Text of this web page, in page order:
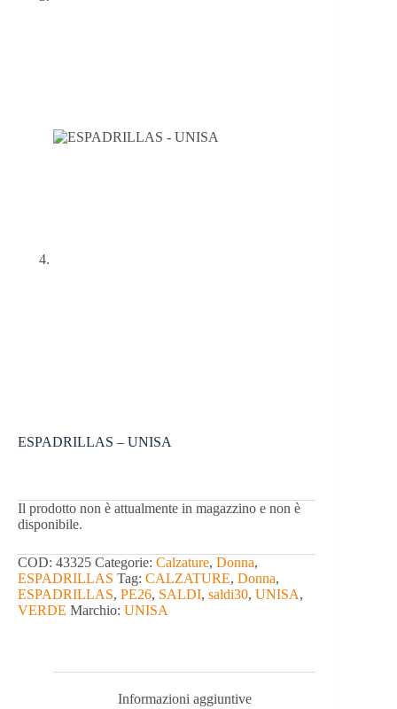
ESPADRILLAS – UNISA
Il prodotto non è attualmente in magazzino e non è
disponibile.
COD: 43325 Categorie: Calzature, Donna,
ESPADRILLAS Tag: CALZATURE, Donna,
ESPADRILLAS, PE26, SALDI, saldi30, UNISA,
VERDE Marchio: UNISA
Informazioni aggiuntive